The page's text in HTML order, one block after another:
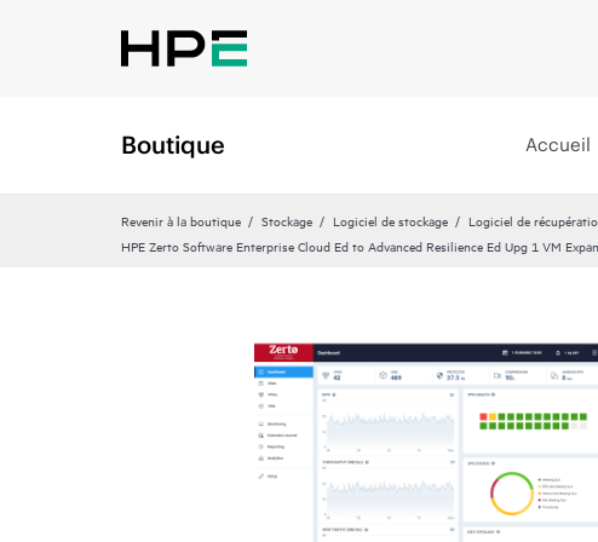
Boutique Accueil
Revenir à la boutique Stockage Logiciel de stockage Logiciel de
HPE Zerto Software Enterprise Cloud Ed to Advanced Resilience Ed Upg 1 VM